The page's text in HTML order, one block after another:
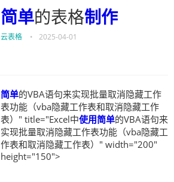
简单的表格制作
云表格 • 2025-04-01
简单的VBA语句来实现批量取消隐藏工作
表功能（vba隐藏工作表和取消隐藏工作
表）" title="Excel中使用简单的VBA语句来
实现批量取消隐藏工作表功能（vba隐藏工
作表和取消隐藏工作表）" width="200"
height="150">